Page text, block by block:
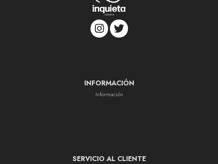
INFORMACIÓN
Información
SERVICIO AL CLIENTE